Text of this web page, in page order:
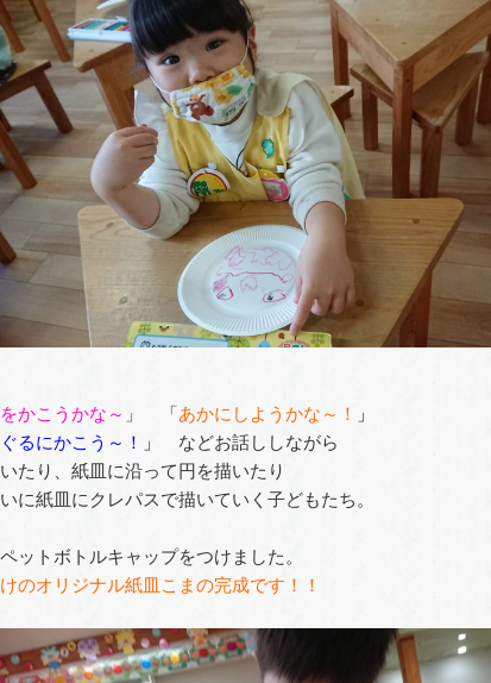
かこうかな～ 」 「 あかにしようかな～！
」
るにかこう～！ 」
などお話ししながら
たり、紙皿に沿って円を描いたり
に紙皿にクレパスで描いていく子どもたち。
ットボトルキャップをつけました。
のオリジナル紙皿こまの完成です！！